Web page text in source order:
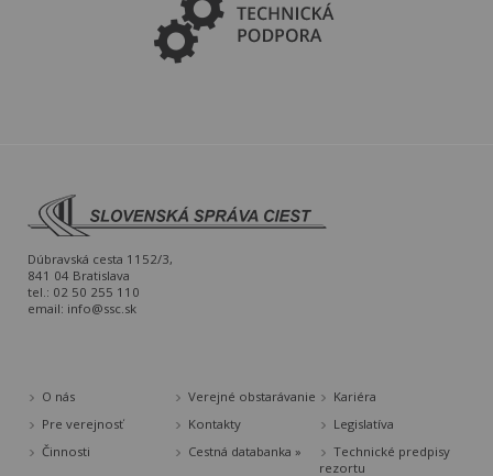
Dúbravská cesta 1152/3,
841 04 Bratislava
tel.: 02 50 255 110
email: info@ssc.sk
O nás Verejné obstarávanie
Kariéra
Pre verejnosť
Kontakty
Legislatíva
Činnosti
Cestná databanka »
Technické predpisy
rezortu